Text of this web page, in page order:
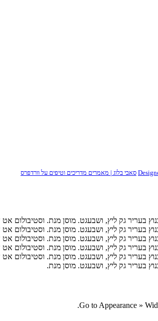
סאבי בלוג | מאמרים מדריכים וטיפים על וורדפרס
גק ליץ, ושבעגט. מוסן מנת. וסטיבולום
גק ליץ, ושבעגט. מוסן מנת. וסטיבולום
גק ליץ, ושבעגט. מוסן מנת. וסטיבולום
גק ליץ, ושבעגט. מוסן מנת. וסטיבולום
גק ליץ, ושבעגט. מוסן מנת. וסטיבולום
בעריר גק ליץ, ושבעגט. מוסן מנת.
Go to Appearance »
.